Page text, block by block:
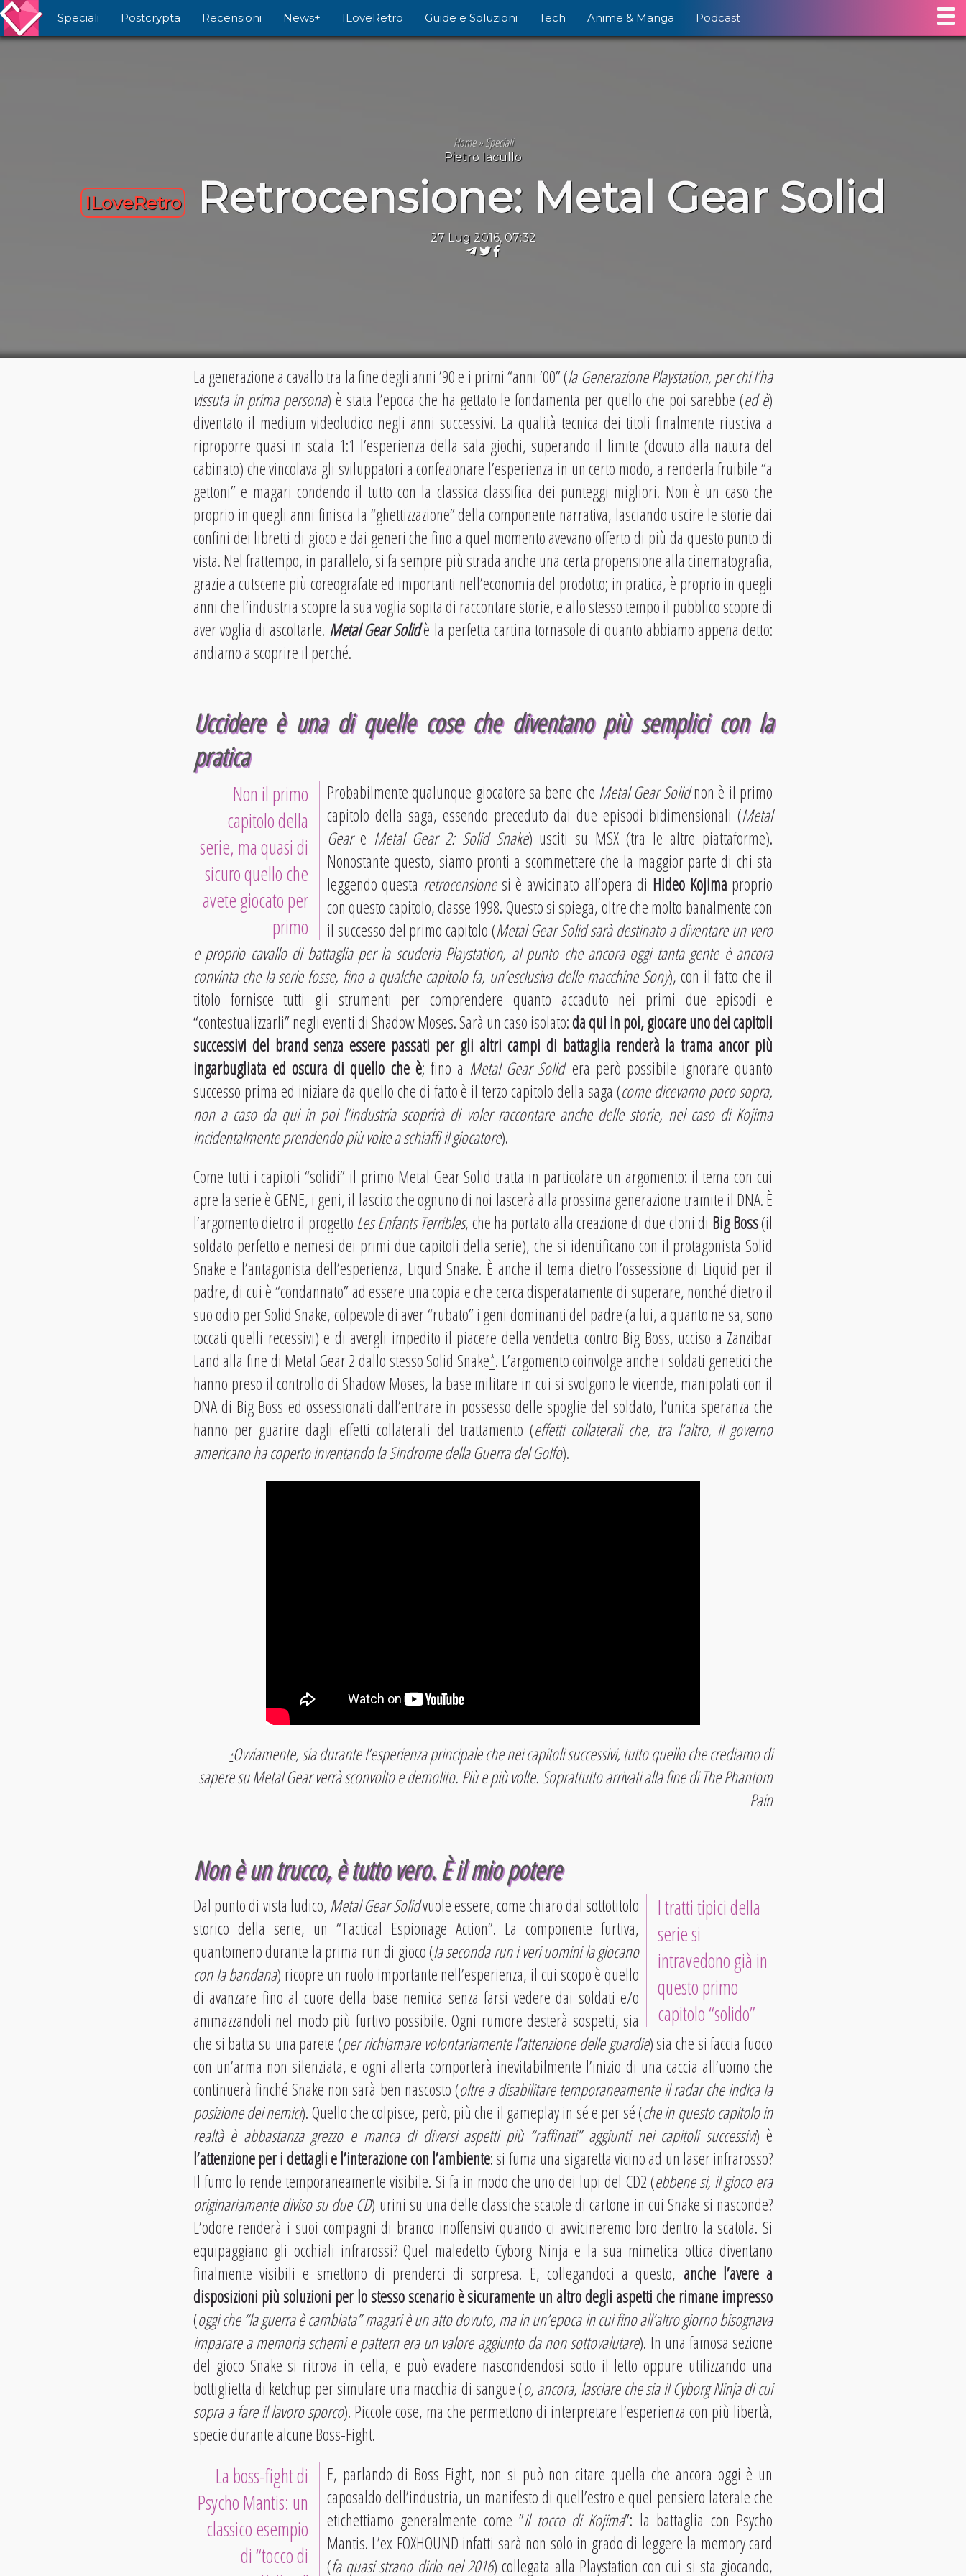
Speciali Postcrypta Recensioni News+ ILoveRetro Guide e Soluzioni Tech Anime & Manga Podcast
Home»Speciali
Pietro Iacullo
ILoveRetro Retrocensione: Metal Gear Solid
27 Lug 2016, 07:32
La generazione a cavallo tra la fine degli anni ’90 e i primi “anni ’00” (la Generazione Playstation, per chi l’ha
vissuta in prima persona) è stata l’epoca che ha gettato le fondamenta per quello che poi sarebbe (ed è)
diventato il medium videoludico negli anni successivi. La qualità tecnica dei titoli finalmente riusciva a
riproporre quasi in scala 1:1 l’esperienza della sala giochi, superando il limite (dovuto alla natura del
cabinato) che vincolava gli sviluppatori a confezionare l’esperienza in un certo modo, a renderla fruibile “a
gettoni” e magari condendo il tutto con la classica classifica dei punteggi migliori. Non è un caso che
proprio in quegli anni finisca la “ghettizzazione” della componente narrativa, lasciando uscire le storie dai
confini dei libretti di gioco e dai generi che fino a quel momento avevano offerto di più da questo punto di
vista. Nel frattempo, in parallelo, si fa sempre più strada anche una certa propensione alla cinematografia,
grazie a cutscene più coreografate ed importanti nell’economia del prodotto; in pratica, è proprio in quegli
anni che l’industria scopre la sua voglia sopita di raccontare storie, e allo stesso tempo il pubblico scopre di
aver voglia di ascoltarle. Metal Gear Solidè la perfetta cartina tornasole di quanto abbiamo appena detto:
andiamo a scoprire il perché.
Uccidere è una di quelle cose che diventano più semplici con la
pratica
Non il primo
capitolo della
serie, ma quasi di
sicuro quello che
avete giocato per
primo
Probabilmente qualunque giocatore sa bene che Metal Gear Solidnon è il primo
capitolo della saga, essendo preceduto dai due episodi bidimensionali (Metal
Geare Metal Gear 2: Solid Snake) usciti su MSX (tra le altre piattaforme).
Nonostante questo, siamo pronti a scommettere che la maggior parte di chi sta
leggendo questa retrocensionesi è avvicinato all’opera di Hideo Kojima proprio
con questo capitolo, classe 1998. Questo si spiega, oltre che molto banalmente con
il successo del primo capitolo (Metal Gear Solid sarà destinato a diventare un vero
e proprio cavallo di battaglia per la scuderia Playstation, al punto che ancora oggi tanta gente è ancora
convinta che la serie fosse, fino a qualche capitolo fa, un’esclusiva delle macchine Sony), con il fatto che il
titolo fornisce tutti gli strumenti per comprendere quanto accaduto nei primi due episodi e
“contestualizzarli” negli eventi di Shadow Moses. Sarà un caso isolato:da qui in poi, giocare uno dei capitoli
successivi del brand senza essere passati per gli altri campi di battaglia renderà la trama ancor più
ingarbugliata ed oscura di quello che è; fino a Metal Gear Solidera però possibile ignorare quanto
successo prima ed iniziare da quello che di fatto è il terzo capitolo della saga (come dicevamo poco sopra,
non a caso da qui in poi l’industria scoprirà di voler raccontare anche delle storie, nel caso di Kojima
incidentalmente prendendo più volte a schiaffi il giocatore).
Come tutti i capitoli “solidi” il primo Metal Gear Solid tratta in particolare un argomento: il tema con cui
apre la serie è GENE, i geni, il lascito che ognuno di noi lascerà alla prossima generazione tramite il DNA. È
l’argomento dietro il progetto Les Enfants Terribles, che ha portato alla creazione di due cloni di Big Boss(il
soldato perfetto e nemesi dei primi due capitoli della serie), che si identificano con il protagonista Solid
Snake e l’antagonista dell’esperienza, Liquid Snake. È anche il tema dietro l’ossessione di Liquid per il
padre, di cui è “condannato” ad essere una copia e che cerca disperatamente di superare, nonché dietro il
suo odio per Solid Snake, colpevole di aver “rubato” i geni dominanti del padre (a lui, a quanto ne sa, sono
toccati quelli recessivi) e di avergli impedito il piacere della vendetta contro Big Boss, ucciso a Zanzibar
Land alla fine di Metal Gear 2 dallo stesso Solid Snake*. L’argomento coinvolge anche i soldati genetici che
hanno preso il controllo di Shadow Moses, la base militare in cui si svolgono le vicende, manipolati con il
DNA di Big Boss ed ossessionati dall’entrare in possesso delle spoglie del soldato, l’unica speranza che
hanno per guarire dagli effetti collaterali del trattamento (effetti collaterali che, tra l’altro, il governo
americano ha coperto inventando la Sindrome della Guerra del Golfo).
*Ovviamente, sia durante l’esperienza principale che nei capitoli successivi, tutto quello che crediamo di
sapere su Metal Gear verrà sconvolto e demolito. Più e più volte. Soprattutto arrivati alla fine di The Phantom
Pain
Non è un trucco, è tutto vero. È il mio potere
I tratti tipici della
serie si
intravedono già in
questo primo
capitolo “solido”
Dal punto di vista ludico, Metal Gear Solidvuole essere, come chiaro dal sottotitolo
storico della serie, un “Tactical Espionage Action”. La componente furtiva,
quantomeno durante la prima run di gioco (la seconda run i veri uomini la giocano
con la bandana) ricopre un ruolo importante nell’esperienza, il cui scopo è quello
di avanzare fino al cuore della base nemica senza farsi vedere dai soldati e/o
ammazzandoli nel modo più furtivo possibile. Ogni rumore desterà sospetti, sia
che si batta su una parete (per richiamare volontariamente l’attenzione delle guardie) sia che si faccia fuoco
con un’arma non silenziata, e ogni allerta comporterà inevitabilmente l’inizio di una caccia all’uomo che
continuerà finché Snake non sarà ben nascosto (oltre a disabilitare temporaneamente il radar che indica la
posizione dei nemici). Quello che colpisce, però, più che il gameplay in sé e per sé (che in questo capitolo in
realtà è abbastanza grezzo e manca di diversi aspetti più “raffinati” aggiunti nei capitoli successivi) è
l’attenzione per i dettagli e l’interazione con l’ambiente: si fuma una sigaretta vicino ad un laser infrarosso?
Il fumo lo rende temporaneamente visibile. Si fa in modo che uno dei lupi del CD2 (ebbene si, il gioco era
originariamente diviso su due CD) urini su una delle classiche scatole di cartone in cui Snake si nasconde?
L’odore renderà i suoi compagni di branco inoffensivi quando ci avvicineremo loro dentro la scatola. Si
equipaggiano gli occhiali infrarossi? Quel maledetto Cyborg Ninja e la sua mimetica ottica diventano
finalmente visibili e smettono di prenderci di sorpresa. E, collegandoci a questo, anche l’avere a
disposizioni più soluzioni per lo stesso scenario è sicuramente un altro degli aspetti che rimane impresso
(oggi che “la guerra è cambiata” magari è un atto dovuto, ma in un’epoca in cui fino all’altro giorno bisognava
imparare a memoria schemi e pattern era un valore aggiunto da non sottovalutare). In una famosa sezione
del gioco Snake si ritrova in cella, e può evadere nascondendosi sotto il letto oppure utilizzando una
bottiglietta di ketchup per simulare una macchia di sangue (o, ancora, lasciare che sia il Cyborg Ninja di cui
sopra a fare il lavoro sporco). Piccole cose, ma che permettono di interpretare l’esperienza con più libertà,
specie durante alcune Boss-Fight.
La boss-fight di
Psycho Mantis: un
classico esempio
di “tocco di
E, parlando di Boss Fight, non si può non citare quella che ancora oggi è un
caposaldo dell’industria, un manifesto di quell’estro e quel pensiero laterale che
etichettiamo generalmente come ”il tocco di Kojima”: la battaglia con Psycho
Mantis. L’ex FOXHOUND infatti sarà non solo in grado di leggere la memory card
(fa quasi strano dirlo nel 2016) collegata alla Playstation con cui si sta giocando,